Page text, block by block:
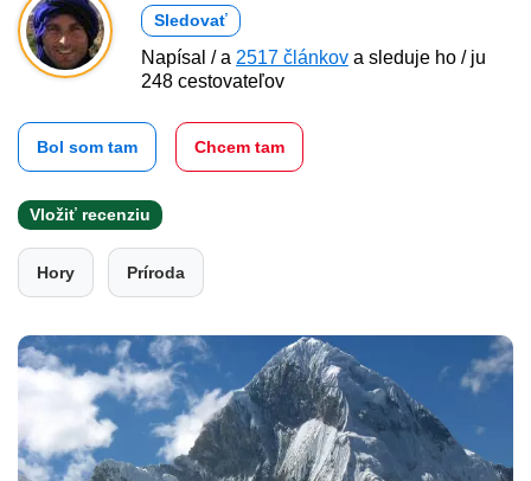
Sledovať
Napísal / a 2517 článkov a sleduje ho / ju
248 cestovateľov
Bol som tam Chcem tam
Vložiť recenziu
Hory Príroda